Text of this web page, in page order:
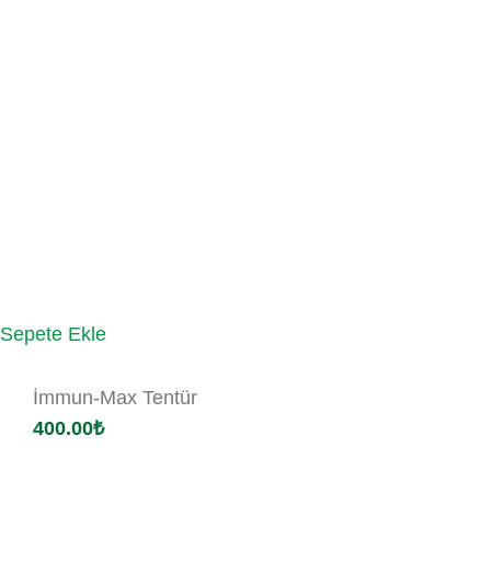
Sepete Ekle
İmmun-Max Tentür
400.00₺